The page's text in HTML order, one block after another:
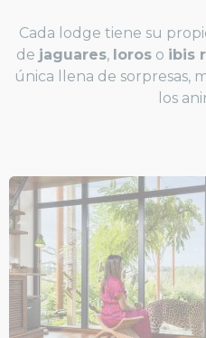
Cada lodge tiene su
de jaguares, loros o ibis
única llena de sorpresas,
los